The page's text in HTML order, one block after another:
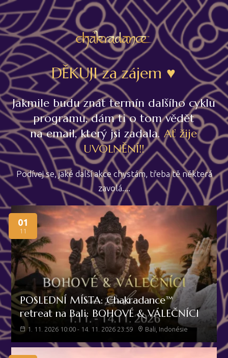
DĚKUJI za zájem ♥
Jakmile budu znát termín dalšího cyklu
programu, dám ti o tom vědět
na email, který jsi zadala.Ať žije
UVOLNĚNÍ!!
Podívej se, jaké další akce chystám, třeba tě některá
zavolá....
01
11
POSLEDNÍ MÍSTA: Chakradance™
retreat na Bali: BOHOVÉ & VÁLEČNÍCI
1. 11. 2026 10:00 - 14. 11. 2026 23:59 Bali, Indonésie